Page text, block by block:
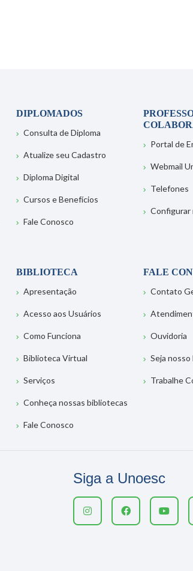
DIPLOMADOS
Consulta de Diploma
Atualize seu Cadastro
Diploma Digital
Cursos e Benefícios
Fale Conosco
Portal de
Webmail
Telefones
Configurar
BIBLIOTECA
Apresentação
Acesso aos Usuários
Como Funciona
Biblioteca Virtual
Serviços
Conheça nossas bibliotecas
Fale Conosco
FALE
Contato
Ouvidoria
Seja
Trabalhe
Siga a Unoesc